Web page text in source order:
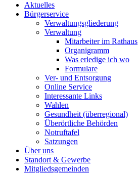
Aktuelles
Bürgerservice
Verwaltungsgliederung
Verwaltung
Mitarbeiter im Rathaus
Organigramm
Was erledige ich wo
Formulare
Ver- und Entsorgung
Online Service
Interessante Links
Wahlen
Gesundheit (überregional)
Überörtliche Behörden
Notruftafel
Satzungen
Über uns
Standort & Gewerbe
Mitgliedsgemeinden